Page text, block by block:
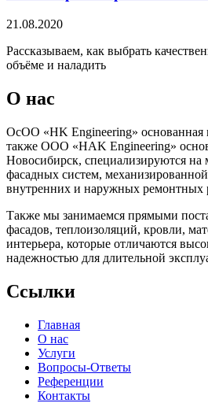
21.08.2020
Рассказываем, как выбрать
объёме и наладить
О нас
ОсОО «HK Engineering» основанная
также ООО «HAK Engineering»
Новосибирск, специализируются на
фасадных систем,
внутренних и наружных ремонтных
Также мы занимаемся прямыми
фасадов, теплоизоляций, кровли,
интерьера, которые отличаются
надежностью для длительной
Ссылки
Главная
О нас
Услуги
Вопросы-Ответы
Референции
Контакты